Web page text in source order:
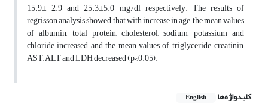
15.9± 2.9 and 25.3±5.0 mg/dl respectively. The results of
regrisson analysis showed that with increase in age, the mean values
of albumin, total protein, cholesterol, sodium, potassium and
chloride increased and the mean values of triglyceride, creatinin,
AST, ALT and LDH decreased (p<0.05).
کلیدواژه‌ها English